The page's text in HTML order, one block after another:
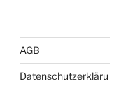
AGB
Datenschutzerkläru